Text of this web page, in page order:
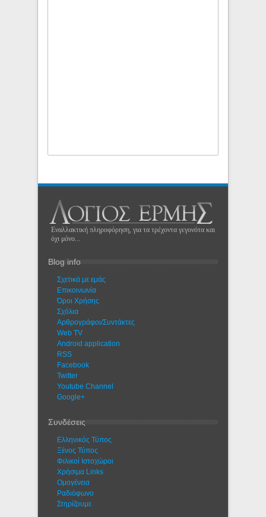
Εναλλακτική πληροφόρηση, για τα τρέχοντα γεγονότα και
όχι μόνο...
Blog info
Σχετικά με εμάς
Eπικοινωνία
Όροι Χρήσης
Σχόλια
Αρθρογράφοι/Συντάκτες
Web TV
Android application
RSS
Facebook
Twitter
Youtube Channel
Google+
Συνδέσεις
Ελληνικός Τύπος
Ξένος Τύπος
Φιλικοί Ιστοχώροι
Χρήσιμα Links
Ομογένεια
Ραδιόφωνο
Στηρίζουμε